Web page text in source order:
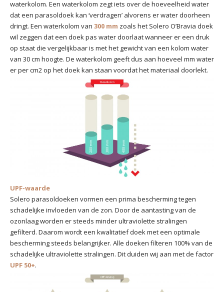
waterkolom. Een waterkolom zegt iets over de hoeveelheid water
dat een parasoldoek kan ‘verdragen’ alvorens er water doorheen
dringt. Een waterkolom van 300 mm zoals het Solero O’Bravia doek
wil zeggen dat een doek pas water doorlaat wanneer er een druk
op staat die vergelijkbaar is met het gewicht van een kolom water
van 30 cm hoogte. De waterkolom geeft dus aan hoeveel mm water
er per cm2 op het doek kan staan voordat het materiaal doorlekt.
UPF-waarde
Solero parasoldoeken vormen een prima bescherming tegen
schadelijke invloeden van de zon. Door de aantasting van de
ozonlaag worden er steeds minder ultraviolette stralingen
gefilterd. Daarom wordt een kwalitatief doek met een optimale
bescherming steeds belangrijker. Alle doeken filteren 100% van de
schadelijke ultraviolette stralingen. Dit duiden wij aan met de factor
UPF 50+.